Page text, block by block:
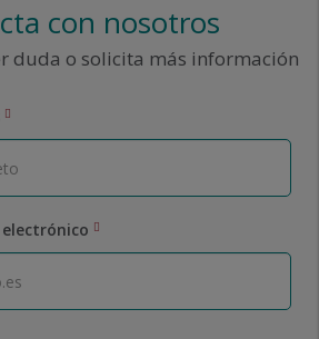
con nosotros
duda o solicita más información